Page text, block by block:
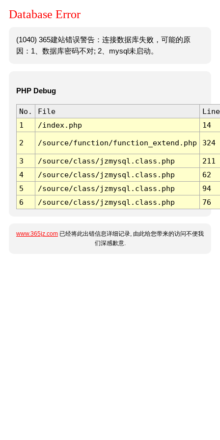
Database Error
(1040) 365建站错误警告：连接数据库失败，可能的原
因：1、数据库密码不对; 2、mysql未启动。
PHP Debug
No. File
Line
1
/index.php 14
2 /source/function/function_extend.php 324
3 /source/class/jzmysql.class.php
211
4
/source/class/jzmysql.class.php
62
5
/source/class/jzmysql.class.php
94
6
/source/class/jzmysql.class.php 76
www.365jz.com 已经将此出错信息详细记录, 由此给您带来的访问不便我
们深感歉意.